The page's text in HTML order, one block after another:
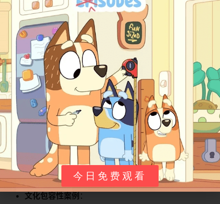
宇宙）通过书页翻动无缝切换，打破虚实界限；
​观众介入设计​
关键危机需观众“对着屏幕吹气”激活风车，或“拍手三
次”为贴纸充能，首创学龄前动画的跨屏互动范式。
​观众反馈与影响​
​教育实践革命​
​特殊教育突破​​：
澳大利亚作业治疗师用“静电贴纸板”训练自闭症儿童触
觉-视觉统合，贴纸剥离动作改善手部精细运动控制；
​文化包容性案例​ ​：
今日免费观看